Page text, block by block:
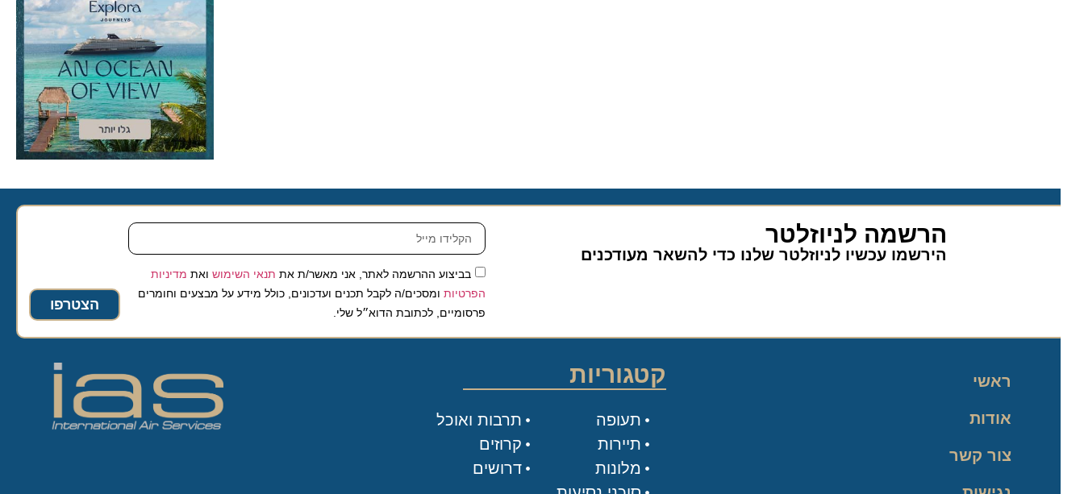
הרשמה לניוזלטר
הירשמו עכשיו לניוזלטר שלנו כדי להשאר מעודכנים
בביצוע ההרשמה לאתר, אני מאשר/ת אתתנאי השימושואת מדיניות
הפרטיותומסכים/ה לקבל תכנים ועדכונים, כולל מידע על מבצעים וחומרים
פרסומיים, לכתובת הדוא״ל שלי.
הצטרפו
ראשי
אודות
צור קשר
קטגוריות
תעופה
תיירות
מלונות
תרבות ואוכל
קרוזים
דרושים